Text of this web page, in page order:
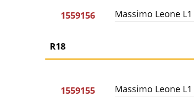
1559156 Massimo Leone L1
R18
1559155 Massimo Leone L1